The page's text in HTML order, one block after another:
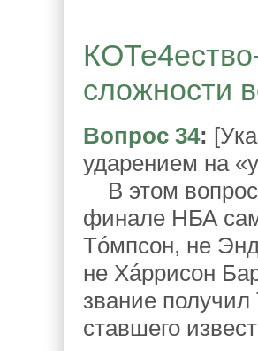
сложности
Вопрос 34:
ударением на
В этом
финале НБА
Тóмпсон, не
не Хáррисон
звание
ставшего